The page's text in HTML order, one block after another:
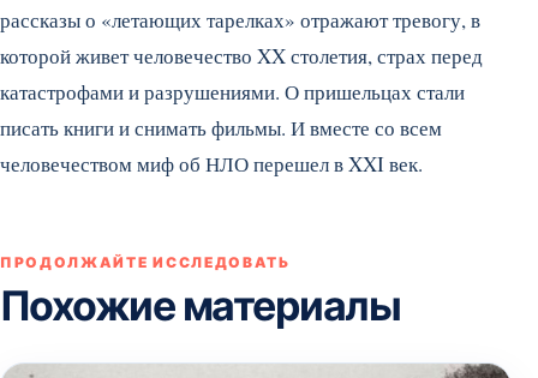
рассказы о «летающих тарелках» отражают тревогу, в
которой живет человечество XX столетия, страх перед
катастрофами и разрушениями. О пришельцах стали
писать книги и снимать фильмы. И вместе со всем
человечеством миф об НЛО перешел в XXI век.
ПРОДОЛЖАЙТЕ ИССЛЕДОВАТЬ
Похожие материалы